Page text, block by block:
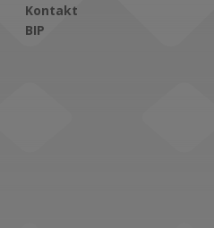
Kontakt
BIP